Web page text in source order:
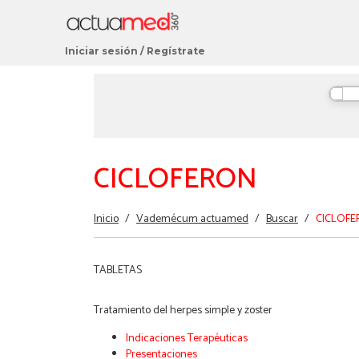
Iniciar sesión / Regístrate
CICLOFERON
Estás
aquí
Inicio / Vademécum actuamed / Buscar /
TABLETAS
Tratamiento del herpes simple y zoster
Indicaciones Terapéuticas
Presentaciones